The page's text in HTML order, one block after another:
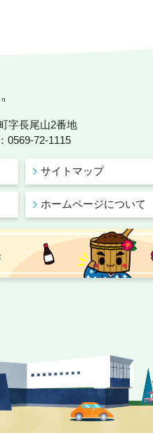
字長尾山2番地
0569-72-1115
サイトマップ
ホームページについて